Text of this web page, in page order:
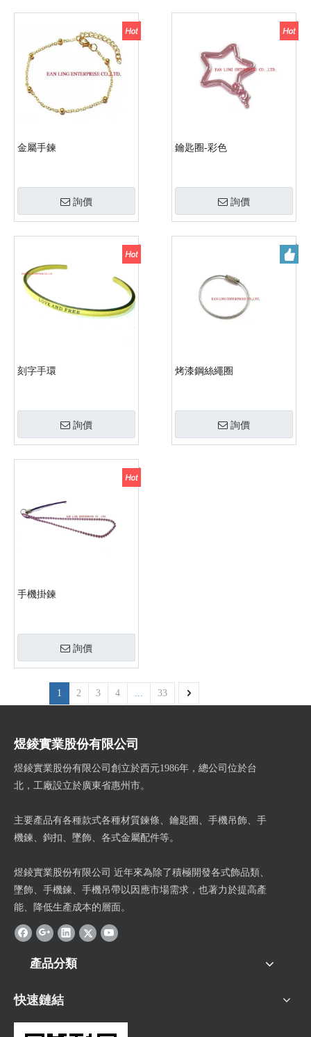
金屬手鍊
詢價
鑰匙圈-彩色
詢價
刻字手環
詢價
烤漆鋼絲繩圈
詢價
手機掛鍊
詢價
1 2 3 4 33
煜錂實業股份有限公司
煜錂實業股份有限公司創立於西元1986年，總公司位於台
北，工廠設立於廣東省惠州市。
主要產品有各種款式各種材質鍊條、鑰匙圈、手機吊飾、手
機鍊、鉤扣、墜飾、各式金屬配件等。
煜錂實業股份有限公司 近年來為除了積極開發各式飾品類、
墜飾、手機鍊、手機吊帶以因應市場需求，也著力於提高產
能、降低生產成本的層面。
產品分類
快速鏈結